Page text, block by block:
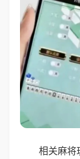
相关麻将